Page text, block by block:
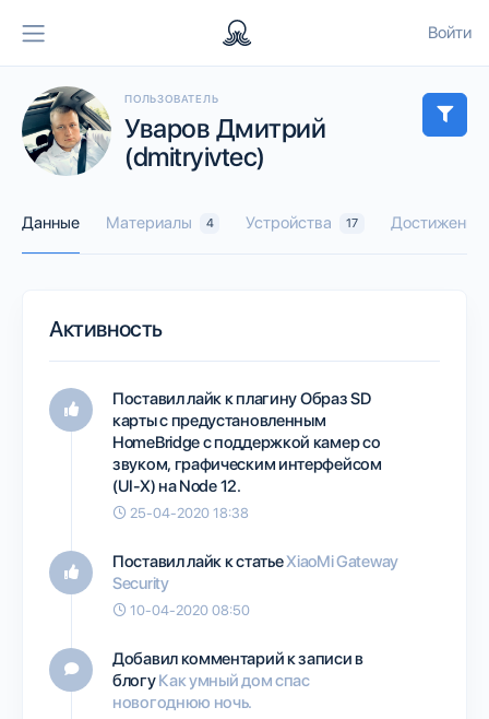
Войти
ПОЛЬЗОВАТЕЛЬ
Уваров Дмитрий
(dmitryivtec)
Данные Материалы 4 Устройства 17 Достижения
Активность
Поставил лайк к плагинуОбраз SD
карты с предустановленным
HomeBridge с поддержкой камер со
звуком, графическим интерфейсом
(UI-X) на Node 12.
25-04-2020 18:38
Поставил лайк к статьеXiaoMi Gateway
Security
10-04-2020 08:50
Добавил комментарий к записи в
блогуКак умный дом спас
новогоднюю ночь.